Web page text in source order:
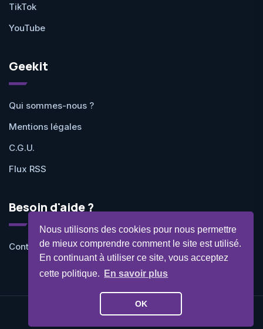
Nous utilisons des cookies pour nous permettre
de mieux comprendre comment le site est utilisé.
En continuant à utiliser ce site, vous acceptez
cette politique.
En savoir plus
OK
TikTok
YouTube
Geekit
Qui sommes-nous ?
Mentions légales
C.G.U.
Flux RSS
Besoin d'aide ?
Contactez-nous
©Geekit 2026 - Tous droits réservés